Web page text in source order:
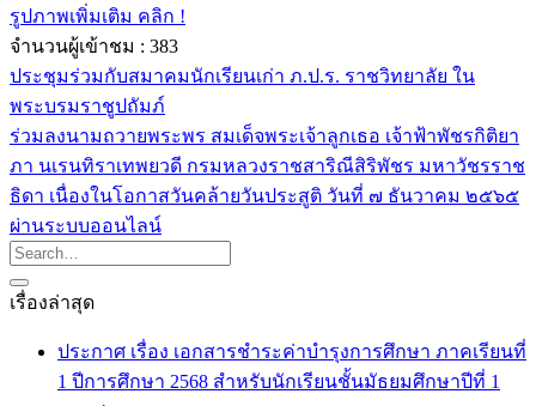
รูปภาพเพิ่มเติม คลิก !
จำนวนผู้เข้าชม : 383
ประชุมร่วมกับสมาคมนักเรียนเก่า ภ.ป.ร. ราชวิทยาลัย ใน
พระบรมราชูปถัมภ์
ร่วมลงนามถวายพระพร สมเด็จพระเจ้าลูกเธอ เจ้าฟ้าพัชรกิติยา
ภา นเรนทิราเทพยวดี กรมหลวงราชสาริณีสิริพัชร มหาวัชรราช
ธิดา เนื่องในโอกาสวันคล้ายวันประสูติ วันที่ ๗ ธันวาคม ๒๕๖๕
ผ่านระบบออนไลน์
เรื่องล่าสุด
ประกาศ เรื่อง เอกสารชำระค่าบำรุงการศึกษา ภาคเรียนที่
1 ปีการศึกษา 2568 สำหรับนักเรียนชั้นมัธยมศึกษาปีที่ 1